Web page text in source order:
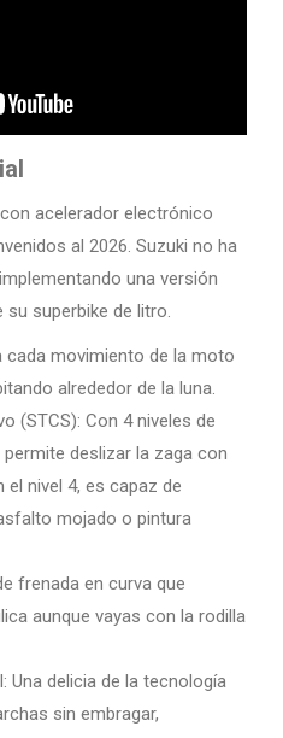
acelerador electrónico
al 2026. Suzuki no ha
una versión
superbike de litro.
cada movimiento de la moto
alrededor de la luna.
(STCS): Con 4 niveles de
permite deslizar la zaga con
nivel 4, es capaz de
mojado o pintura
frenada en curva que
aunque vayas con la rodilla
Una delicia de la tecnología
sin embragar,